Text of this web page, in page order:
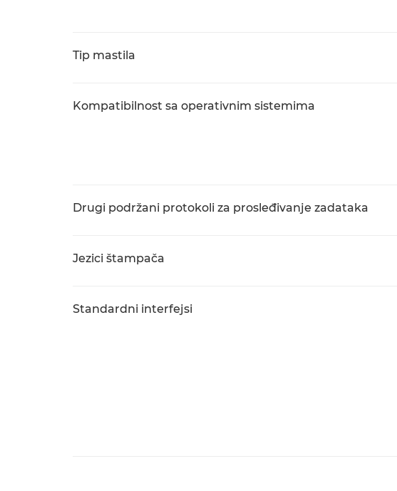
Tip mastila
Kompatibilnost sa operativnim sistemima
Drugi podržani protokoli za prosleđivanje zadataka
Jezici štampača
Standardni interfejsi